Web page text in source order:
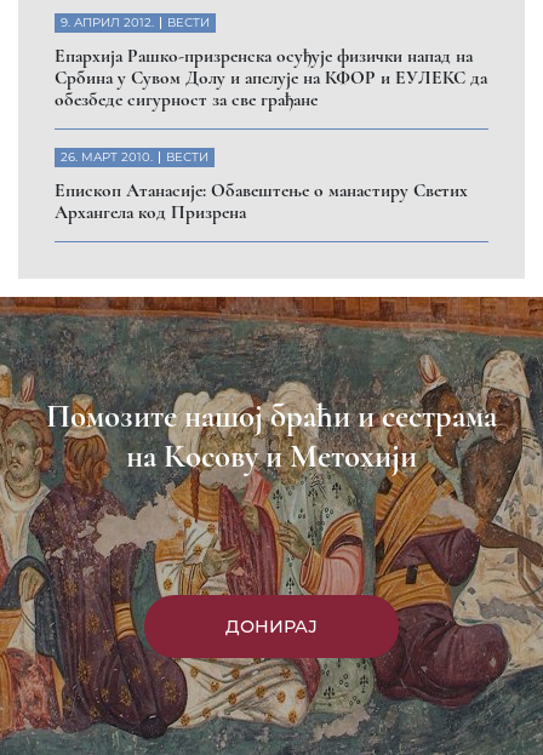
9. АПРИЛ 2012. ВЕСТИ
Eпархија Рашко-призренска осуђује физички напад на
Србина у Сувом Долу и апелује на КФОР и ЕУЛЕКС да
обезбеде сигурност за све грађане
26. МАРТ 2010. ВЕСТИ
Eпископ Атанасије: Обавештење о манастиру Светих
Архангела код Призрена
Помозите нашој браћи и сестрама
на Косову и Метохији
ДОНИРАЈ